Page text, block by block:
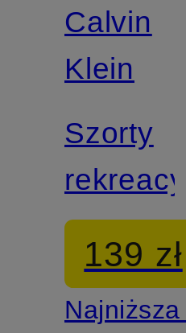
Mix &
Match
Calvin
Klein
Szorty
139 zł